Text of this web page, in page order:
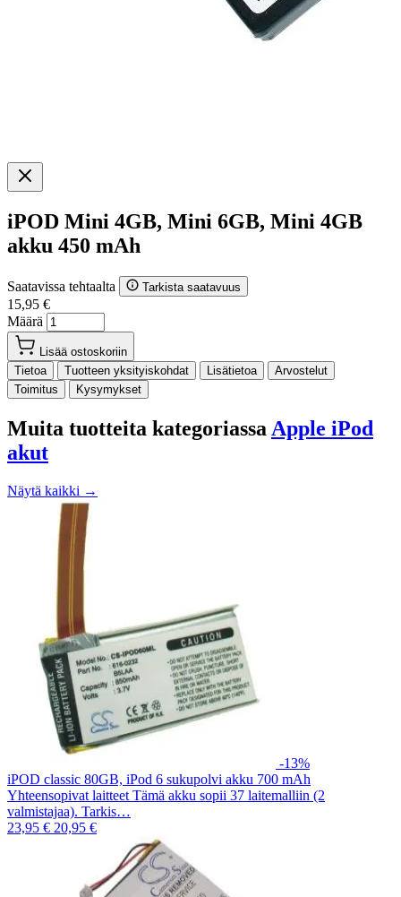
iPOD Mini 4GB, Mini 6GB, Mini 4GB
akku 450 mAh
Saatavissa tehtaalta Tarkista saatavuus
15,95 €
Määrä
Lisää ostoskoriin
Tietoa
Tuotteen yksityiskohdat Lisätietoa
Arvostelut
Toimitus
Kysymykset
Muita tuotteita kategoriassa Apple iPod
akut
Näytä kaikki →
-13%
iPOD classic 80GB, iPod 6 sukupolvi akku 700 mAh
Yhteensopivat laitteet Tämä akku sopii 37 laitemalliin (2
valmistajaa). Tarkis…
23,95 € 20,95 €